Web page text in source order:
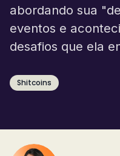
abordando sua
eventos e
desafios que ela
Shitcoins